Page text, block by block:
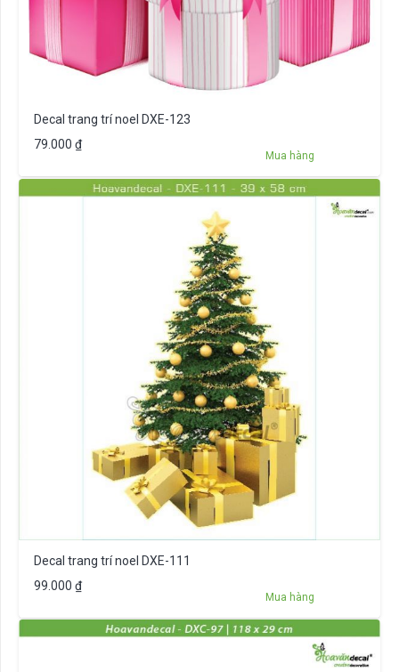
Decal trang trí noel DXE-123
79.000 ₫
Mua hàng
Decal trang trí noel DXE-111
99.000 ₫
Mua hàng